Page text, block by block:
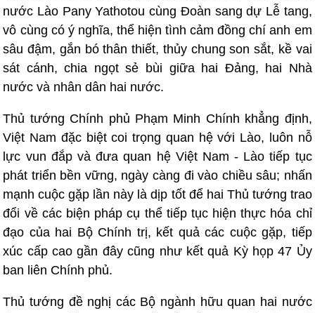
nước Lào Pany Yathotou cùng Đoàn sang dự Lễ tang,
vô cùng có ý nghĩa, thể hiện tình cảm đồng chí anh em
sâu đậm, gắn bó thân thiết, thủy chung son sắt, kề vai
sát cánh, chia ngọt sẻ bùi giữa hai Đảng, hai Nhà
nước và nhân dân hai nước.
Thủ tướng Chính phủ Phạm Minh Chính khẳng định,
Việt Nam đặc biệt coi trọng quan hệ với Lào, luôn nỗ
lực vun đắp và đưa quan hệ Việt Nam - Lào tiếp tục
phát triển bền vững, ngày càng đi vào chiều sâu; nhấn
mạnh cuộc gặp lần này là dịp tốt để hai Thủ tướng trao
đổi về các biện pháp cụ thể tiếp tục hiện thực hóa chỉ
đạo của hai Bộ Chính trị, kết quả các cuộc gặp, tiếp
xúc cấp cao gần đây cũng như kết quả Kỳ họp 47 Ủy
ban liên Chính phủ.
Thủ tướng đề nghị các Bộ ngành hữu quan hai nước